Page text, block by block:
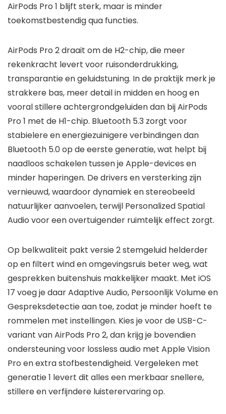
AirPods Pro 1 blijft sterk, maar is minder
toekomstbestendig qua functies.
AirPods Pro 2 draait om de H2-chip, die meer
rekenkracht levert voor ruisonderdrukking,
transparantie en geluidstuning. In de praktijk merk je
strakkere bas, meer detail in midden en hoog en
vooral stillere achtergrondgeluiden dan bij AirPods
Pro 1 met de H1-chip. Bluetooth 5.3 zorgt voor
stabielere en energiezuinigere verbindingen dan
Bluetooth 5.0 op de eerste generatie, wat helpt bij
naadloos schakelen tussen je Apple-devices en
minder haperingen. De drivers en versterking zijn
vernieuwd, waardoor dynamiek en stereobeeld
natuurlijker aanvoelen, terwijl Personalized Spatial
Audio voor een overtuigender ruimtelijk effect zorgt.
Op belkwaliteit pakt versie 2 stemgeluid helderder
op en filtert wind en omgevingsruis beter weg, wat
gesprekken buitenshuis makkelijker maakt. Met iOS
17 voeg je daar Adaptive Audio, Persoonlijk Volume en
Gespreksdetectie aan toe, zodat je minder hoeft te
rommelen met instellingen. Kies je voor de USB-C-
variant van AirPods Pro 2, dan krijg je bovendien
ondersteuning voor lossless audio met Apple Vision
Pro en extra stofbestendigheid. Vergeleken met
generatie 1 levert dit alles een merkbaar snellere,
stillere en verfijndere luisterervaring op.